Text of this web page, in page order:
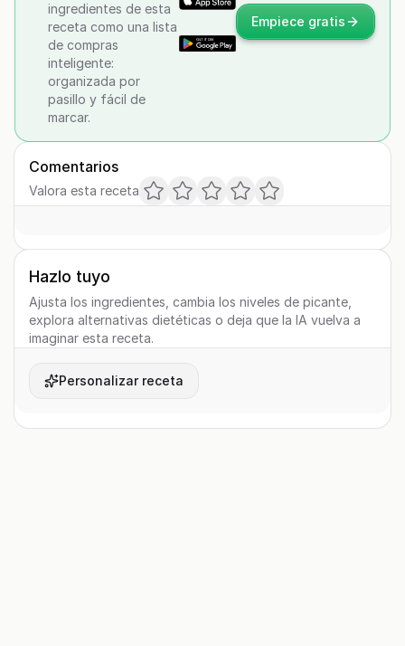
ingredientes de esta
receta como una lista
de compras
inteligente:
organizada por
pasillo y fácil de
marcar.
Empiece gratis
Comentarios
Valora esta receta
Hazlo tuyo
Ajusta los ingredientes, cambia los niveles de picante,
explora alternativas dietéticas o deja que la IA vuelva a
imaginar esta receta.
Personalizar receta